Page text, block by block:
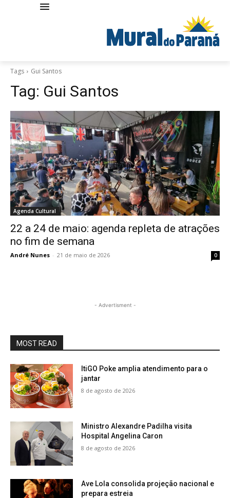
Tags Gui Santos
Tag: Gui Santos
Agenda Cultural
22 a 24 de maio: agenda repleta de atrações
no fim de semana
André Nunes - 21 de maio de 2026 0
- Advertisment -
MOST READ
ItiGO Poke amplia atendimento para o
jantar
8 de agosto de 2026
Ministro Alexandre Padilha visita
Hospital Angelina Caron
8 de agosto de 2026
Ave Lola consolida projeção nacional e
prepara estreia